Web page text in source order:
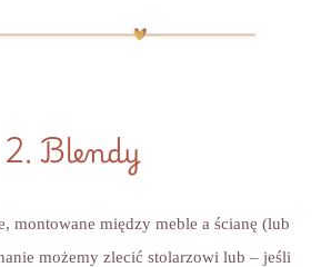
2. Blendy
montowane między meble a ścianę (lub
możemy zlecić stolarzowi lub – jeśli